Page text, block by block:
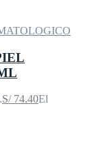
S/74.40El